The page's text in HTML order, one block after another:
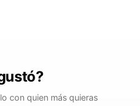
con quien más quieras